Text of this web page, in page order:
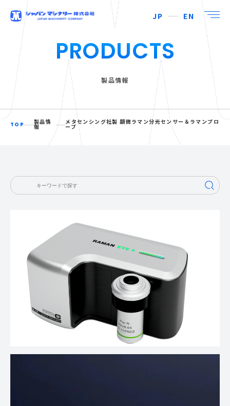
JP EN
PRODUCTS
製品情報
TOP 製品情
報
メタセンシング社製 顕微ラマン分光センサー＆ラマンプロ
ーブ